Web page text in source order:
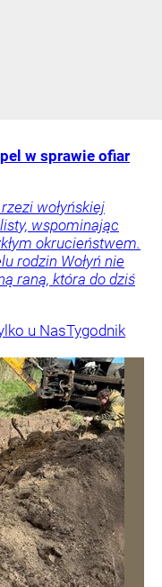
w sprawie ofiar
wołyńskiej
wspominając
okrucieństwem.
rodzin Wołyń nie
raną, która do dziś
u NasTygodnik